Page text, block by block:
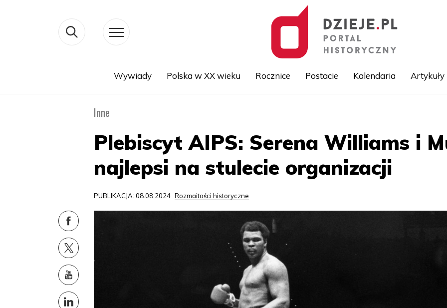
treści
Wywiady Polska w XX wieku Rocznice Postacie Kalendaria Artykuły
Inne
Plebiscyt AIPS: Serena Williams i
najlepsi na stulecie organizacji
PUBLIKACJA: 08.08.2024 Rozmaitości historyczne